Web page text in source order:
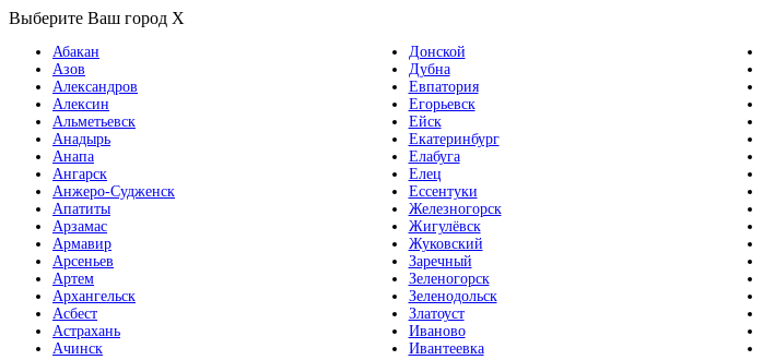
Выберите Ваш город X
Абакан
Азов
Александров
Алексин
Альметьевск
Анадырь
Анапа
Ангарск
Анжеро-Судженск
Апатиты
Арзамас
Армавир
Арсеньев
Артем
Архангельск
Асбест
Астрахань
Ачинск
Донской
Дубна
Евпатория
Егорьевск
Ейск
Екатеринбург
Елабуга
Елец
Ессентуки
Железногорск
Жигулёвск
Жуковский
Заречный
Зеленогорск
Зеленодольск
Златоуст
Иваново
Ивантеевка